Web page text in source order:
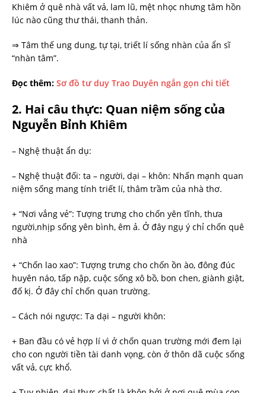
Khiêm ở quê nhà vất vả, lam lũ, mệt nhọc nhưng tâm hồn
lúc nào cũng thư thái, thanh thản.
⇒ Tâm thế ung dung, tự tại, triết lí sống nhàn của ẩn sĩ
“nhàn tâm”.
Đọc thêm: Sơ đồ tư duy Trao Duyên ngắn gọn chi tiết
2. Hai câu thực: Quan niệm sống của
Nguyễn Bỉnh Khiêm
– Nghệ thuật ẩn dụ:
– Nghệ thuật đối: ta – người, dại – khôn: Nhấn mạnh quan
niệm sống mang tính triết lí, thâm trầm của nhà thơ.
+ “Nơi vắng vẻ”: Tượng trưng cho chốn yên tĩnh, thưa
người,nhịp sống yên bình, êm ả. Ở đây ngụ ý chỉ chốn quê
nhà
+ “Chốn lao xao”: Tượng trưng cho chốn ồn ào, đông đúc
huyên náo, tấp nập, cuộc sống xô bồ, bon chen, giành giật,
đố kị. Ở đây chỉ chốn quan trường.
– Cách nói ngược: Ta dại – người khôn:
+ Ban đầu có vẻ hợp lí vì ở chốn quan trường mới đem lại
cho con người tiền tài danh vọng, còn ở thôn dã cuộc sống
vất vả, cực khổ.